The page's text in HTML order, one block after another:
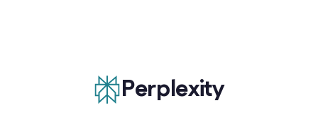
Perplexity